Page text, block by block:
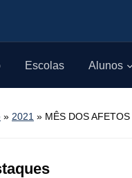
Escolas Alunos
» 2021 » MÊS DOS AFETOS